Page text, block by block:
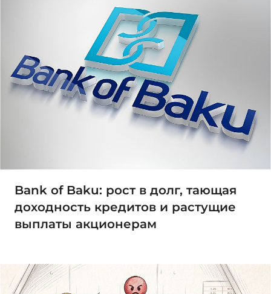
Bank of Baku: рост в долг, тающая
доходность кредитов и растущие
выплаты акционерам